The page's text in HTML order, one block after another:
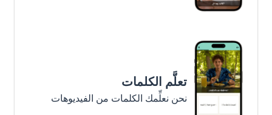
تعلَّم الكلمات
نحن نعلِّمك الكلمات من الفيديوهات